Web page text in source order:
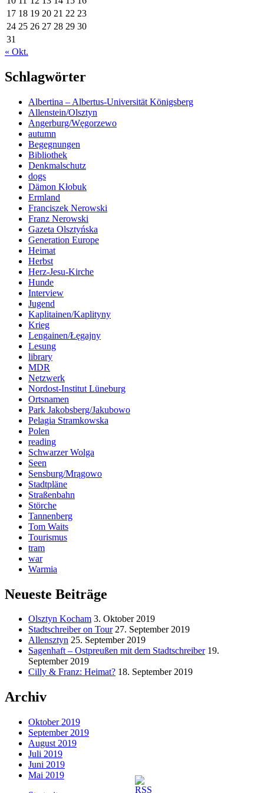
17 18 19 20 21 22 23
24 25 26 27 28 29 30
31
« Okt.
Schlagwörter
Albertina – Albertus-Universität Königsberg
Allenstein/Olsztyn
Angerburg/Węgorzewo
autumn
Begegnungen
Bibliothek
Denkmalschutz
dogs
Dämon Kłobuk
Ermland
Franciszek Nerowski
Franz Nerowski
Gazeta Olsztyńska
Generation Europe
Heimat
Herbst
Herz-Jesu-Kirche
Hunde
Interview
Jugend
Kaplitainen/Kaplityny
Krieg
Lengainen/Łęgajny
Lesung
library
MDR
Netzwerk
Nordost-Institut Lüneburg
Ortsnamen
Park Jakobsberg/Jakubowo
Pelagia Stramkowska
Polen
reading
Schwarzer Wolga
Seen
Sensburg/Mrągowo
Stadtpläne
Straßenbahn
Störche
Tannenberg
Tom Waits
Tourismus
tram
war
Warmia
Neueste Beiträge
Olsztyn Kocham 3. Oktober 2019
Stadtschreiber on Tour 27. September 2019
Allensztyn 25. September 2019
Sagenhaft – Ostpreußen mit dem Stadtschreiber 19.
September 2019
Cilly & Franz: Heimat? 18. September 2019
Archiv
Oktober 2019
September 2019
August 2019
Juli 2019
Juni 2019
Mai 2019